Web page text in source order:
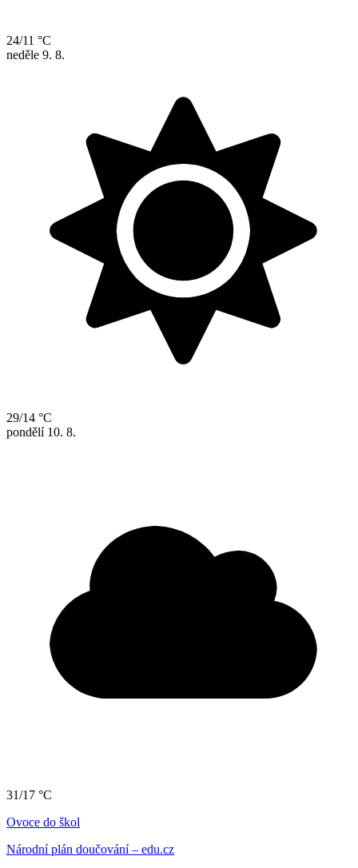
24/11 °C
neděle 9. 8.
29/14 °C
pondělí 10. 8.
31/17 °C
Ovoce do škol
Národní plán doučování – edu.cz